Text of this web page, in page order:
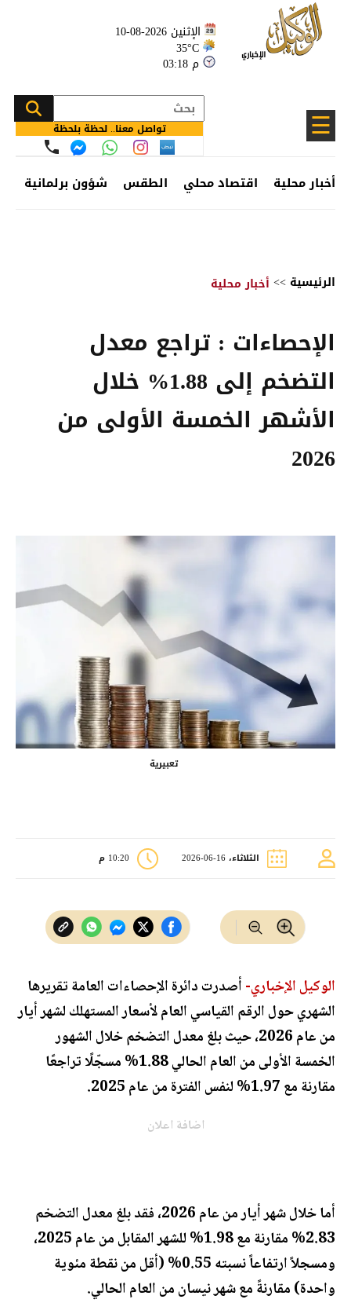
الإثنين 2026-08-10
35°C
03:18 م
☰ تواصل معنا.. لحظة بلحظة
أخبار محلية اقتصاد محلي الطقس شؤون برلمانية
الرئيسية >> أخبار محلية
الإحصاءات : تراجع معدل
التضخم إلى 1.88% خلال
الأشهر الخمسة الأولى من
2026
تعبيرية
الثلاثاء، 16-06-2026 10:20 م
الوكيل الإخباري-أصدرت دائرة الإحصاءات العامة تقريرها
الشهري حول الرقم القياسي العام لأسعار المستهلك لشهر أيار
من عام 2026، حيث بلغ معدل التضخم خلال الشهور
الخمسة الأولى من العام الحالي 1.88% مسجّلًا تراجعًا
مقارنة مع 1.97% لنفس الفترة من عام 2025.
اضافة اعلان
أما خلال شهر أيار من عام 2026، فقد بلغ معدل التضخم
2.83% مقارنة مع 1.98% للشهر المقابل من عام 2025،
ومسجلاً ارتفاعاً نسبته 0.55% (أقل من نقطة مئوية
واحدة) مقارنةً مع شهر نيسان من العام الحالي.